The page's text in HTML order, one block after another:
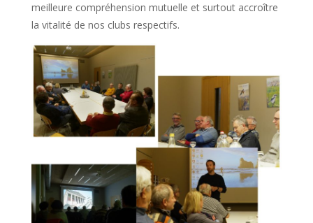
meilleure compréhension mutuelle et surtout accroître
la vitalité de nos clubs respectifs.